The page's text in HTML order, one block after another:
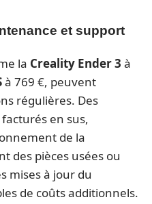
et support
la Creality Ender 3 à
à 769 €, peuvent
régulières. Des
en sus,
de la
des pièces usées ou
mises à jour du
de coûts additionnels.